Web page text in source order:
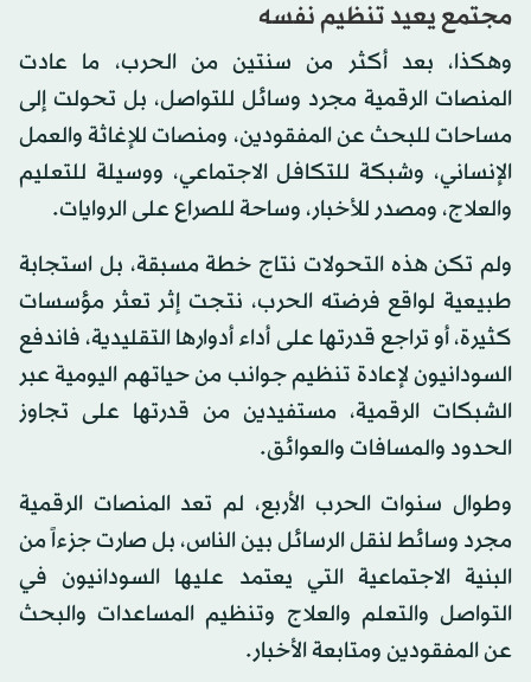
مجتمع يعيد تنظيم نفسه
وهكذا، بعد أكثر من سنتين من الحرب، ما عادت
المنصات الرقمية مجرد وسائل للتواصل، بل تحولت إلى
مساحات للبحث عن المفقودين، ومنصات للإغاثة والعمل
الإنساني، وشبكة للتكافل الاجتماعي، ووسيلة للتعليم
والعلاج، ومصدر للأخبار، وساحة للصراع على الروايات.
ولم تكن هذه التحولات نتاج خطة مسبقة، بل استجابة
طبيعية لواقع فرضته الحرب، نتجت إثر تعثر مؤسسات
كثيرة، أو تراجع قدرتها على أداء أدوارها التقليدية، فاندفع
السودانيون لإعادة تنظيم جوانب من حياتهم اليومية عبر
الشبكات الرقمية، مستفيدين من قدرتها على تجاوز
الحدود والمسافات والعوائق.
وطوال سنوات الحرب الأربع، لم تعد المنصات الرقمية
مجرد وسائط لنقل الرسائل بين الناس، بل صارت جزءاً من
البنية الاجتماعية التي يعتمد عليها السودانيون في
التواصل والتعلم والعلاج وتنظيم المساعدات والبحث
عن المفقودين ومتابعة الأخبار.